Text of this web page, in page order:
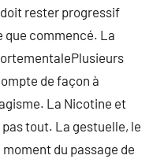
rester progressif
que commencé. La
de façon à
La Nicotine et
tout. La gestuelle, le
du passage de